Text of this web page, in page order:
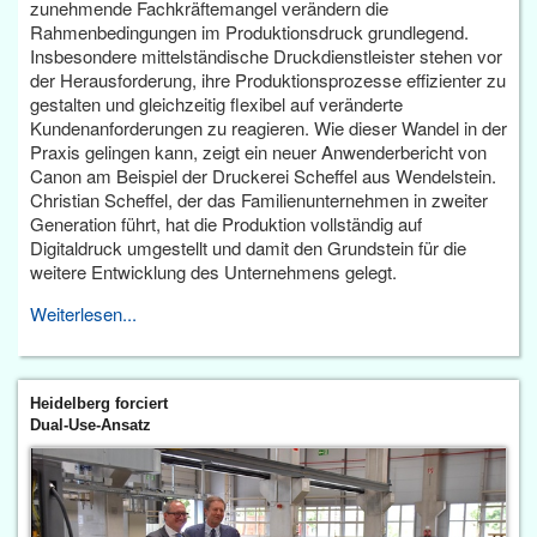
zunehmende Fachkräftemangel verändern die
Rahmenbedingungen im Produktionsdruck grundlegend.
Insbesondere mittelständische Druckdienstleister stehen vor
der Herausforderung, ihre Produktionsprozesse effizienter zu
gestalten und gleichzeitig flexibel auf veränderte
Kundenanforderungen zu reagieren. Wie dieser Wandel in der
Praxis gelingen kann, zeigt ein neuer Anwenderbericht von
Canon am Beispiel der Druckerei Scheffel aus Wendelstein.
Christian Scheffel, der das Familienunternehmen in zweiter
Generation führt, hat die Produktion vollständig auf
Digitaldruck umgestellt und damit den Grundstein für die
weitere Entwicklung des Unternehmens gelegt.
Weiterlesen...
Heidelberg forciert
Dual-Use-Ansatz